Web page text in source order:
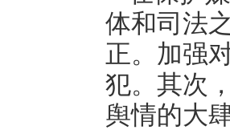
体和司法
正。加强
犯。其次
舆情的大